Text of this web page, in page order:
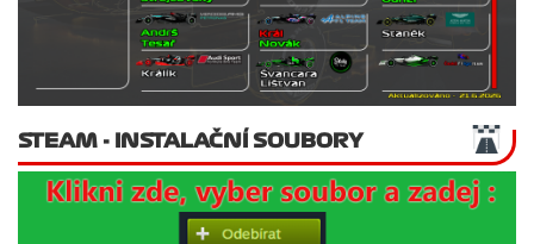
STEAM - INSTALAČNÍ SOUBORY